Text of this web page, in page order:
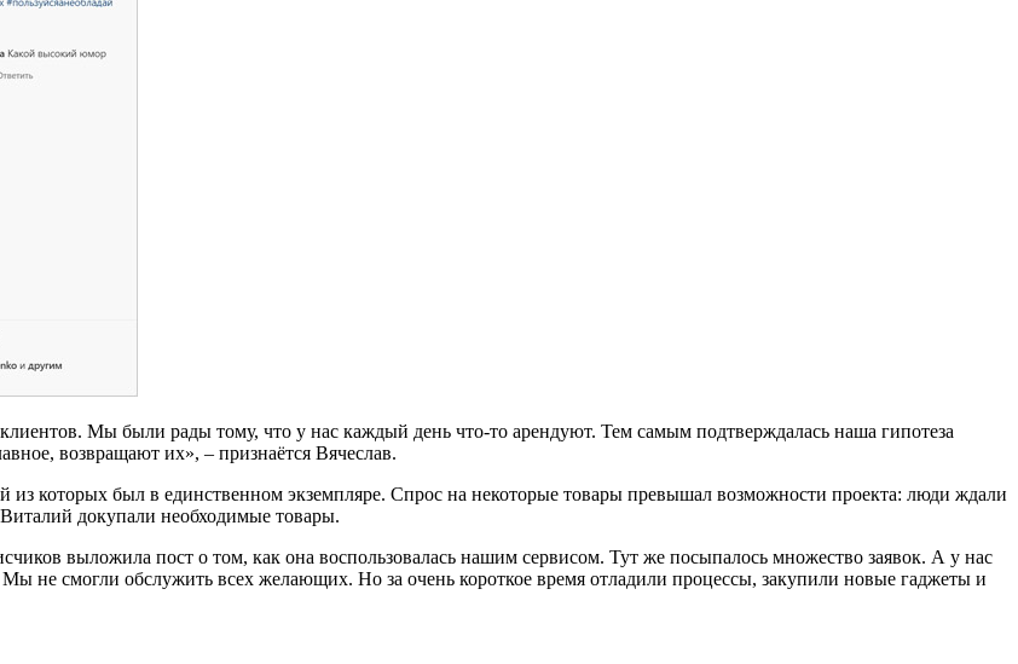
Мы были рады тому, что у нас каждый день что-то арендуют. Тем самым подтверждалась наша гипотеза
возвращают их», – признаётся Вячеслав.
из которых был в единственном экземпляре. Спрос на некоторые товары превышал возможности проекта: люди ждали
докупали необходимые товары.
выложила пост о том, как она воспользовалась нашим сервисом. Тут же посыпалось множество заявок. А у нас
не смогли обслужить всех желающих. Но за очень короткое время отладили процессы, закупили новые гаджеты и